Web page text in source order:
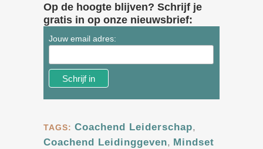
Op de hoogte blijven? Schrijf je
gratis in op onze nieuwsbrief:
Jouw email adres:
TAGS: Coachend Leiderschap,
Coachend Leidinggeven, Mindset